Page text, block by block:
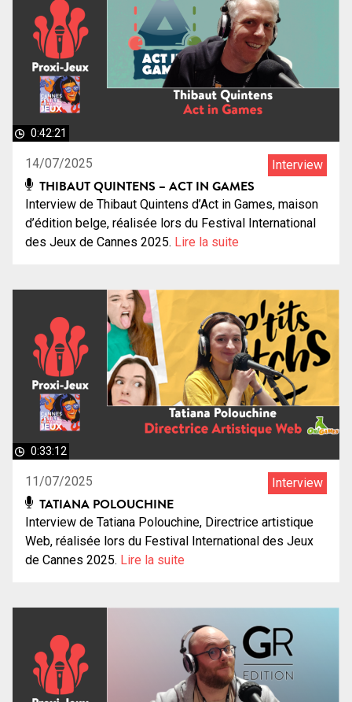
0:42:21
14/07/2025 Interview
THIBAUT QUINTENS – ACT IN GAMES
Interview de Thibaut Quintens d’Act in Games, maison
d’édition belge, réalisée lors du Festival International
des Jeux de Cannes 2025. Lire la suite
0:33:12
11/07/2025 Interview
TATIANA POLOUCHINE
Interview de Tatiana Polouchine, Directrice artistique
Web, réalisée lors du Festival International des Jeux
de Cannes 2025. Lire la suite